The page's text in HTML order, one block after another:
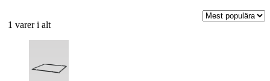
1 varer i altSortera
produkten